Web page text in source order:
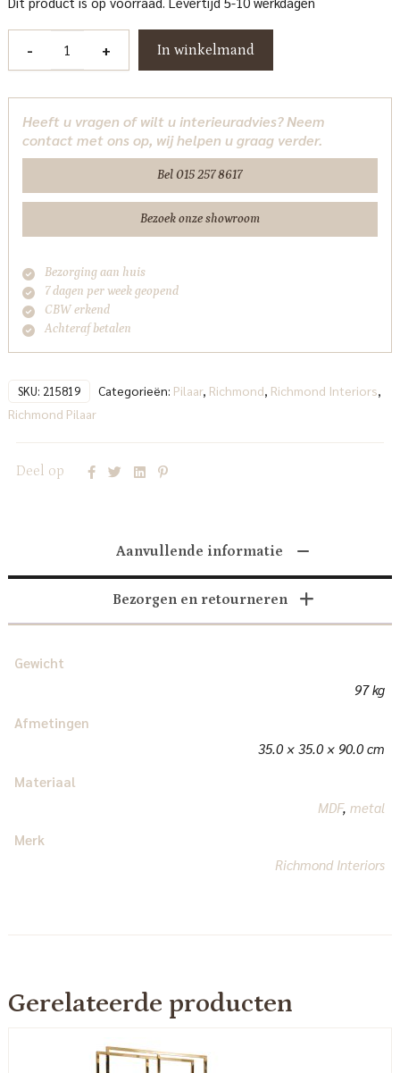
-
Richmond
Interiors
aantal
+ In winkelmand
Heeft u vragen of wilt u interieuradvies? Neem
contact met ons op, wij helpen u graag verder.
Bel 015 257 8617
Bezoek onze showroom
Bezorging aan huis
7 dagen per week geopend
CBW erkend
Achteraf betalen
SKU: 215819 Categorieën: Pilaar, Richmond Richmond Interiors
Richmond Pilaar
Deel op
Aanvullende informatie
Bezorgen en retourneren
Gewicht
97 kg
Afmetingen
35.0 × 35.0 × 90.0 cm
Materiaal
MDF,metal
Merk
Richmond Interiors
Gerelateerde producten